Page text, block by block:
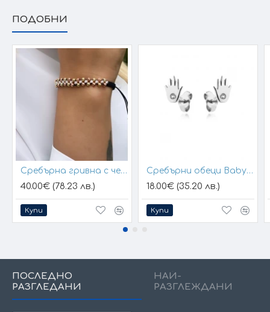
ПОДОБНИ
Сребърна гривна с черен конец и позлатени топчета
40.00€ (78.23 лв.)
Купи
Сребърни обеци Baby Hands
18.00€ (35.20 лв.)
Купи
ПОСЛЕДНО
РАЗГЛЕДАНИ
НАЙ-
РАЗГЛЕЖДАНИ